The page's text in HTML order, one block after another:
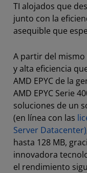
TI alojados que
junto con la
asequible que
A partir del
y alta eficiencia
AMD EPYC de la
AMD EPYC Serie
soluciones de un
(en línea con las
Server Datacenter)
hasta 128 MB,
innovadora
el rendimiento